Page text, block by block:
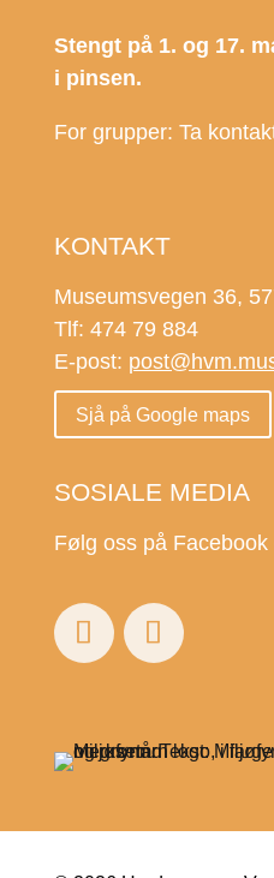
Stengt på 1. og 17.
i pinsen.
For grupper: Ta
KONTAKT
Museumsvegen 36,
Tlf: 474 79 884
E-post:
Sjå på Google maps
SOSIALE MEDIA
Følg oss på